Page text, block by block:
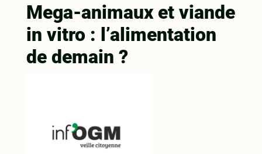
Mega-animaux et viande
in vitro : l’alimentation
de demain ?